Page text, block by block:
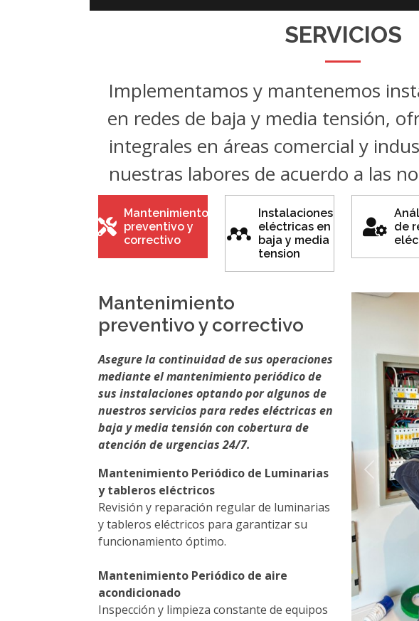
SERVICIOS
Implementamos y mantenemos
en redes de baja y media tensión,
integrales en áreas comercial y
nuestras labores de acuerdo a las
Mantenimiento
preventivo y
correctivo
Instalaciones
eléctricas en
baja y media
tension
de
Mantenimiento
preventivo y correctivo
Asegure la continuidad de sus operaciones
mediante el mantenimiento periódico de
sus instalaciones optando por algunos de
nuestros servicios para redes eléctricas en
baja y media tensión con cobertura de
atención de urgencias 24/7.
Mantenimiento Periódico de Luminarias
y tableros eléctricos
Revisión y reparación regular de luminarias
y tableros eléctricos para garantizar su
funcionamiento óptimo.
Mantenimiento Periódico de aire
acondicionado
Inspección y limpieza constante de equipos
Previous